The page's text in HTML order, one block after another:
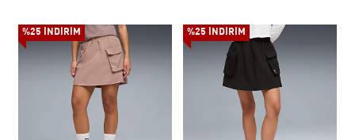
%25 İNDİRİM %25 İNDİRİM